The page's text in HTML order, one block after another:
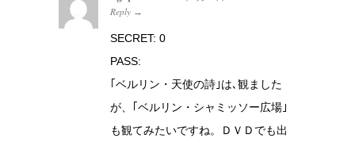
Reply →
SECRET: 0
PASS:
｢ベルリン・天使の詩｣は､観ました
が、｢ベルリン・シャミッソー広場｣
も観てみたいですね。ＤＶＤでも出